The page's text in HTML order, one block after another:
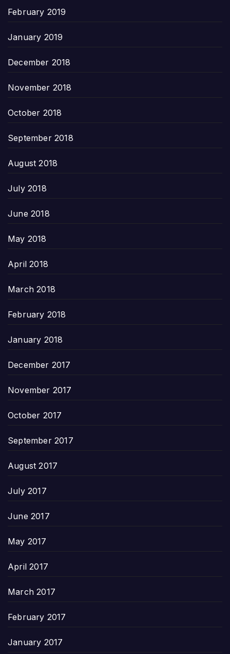
February 2019
January 2019
December 2018
November 2018
October 2018
September 2018
August 2018
July 2018
June 2018
May 2018
April 2018
March 2018
February 2018
January 2018
December 2017
November 2017
October 2017
September 2017
August 2017
July 2017
June 2017
May 2017
April 2017
March 2017
February 2017
January 2017